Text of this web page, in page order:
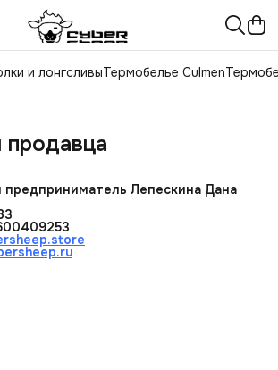
и лонгсливыТермобелье Culmen
продавца
Лепескина Дана